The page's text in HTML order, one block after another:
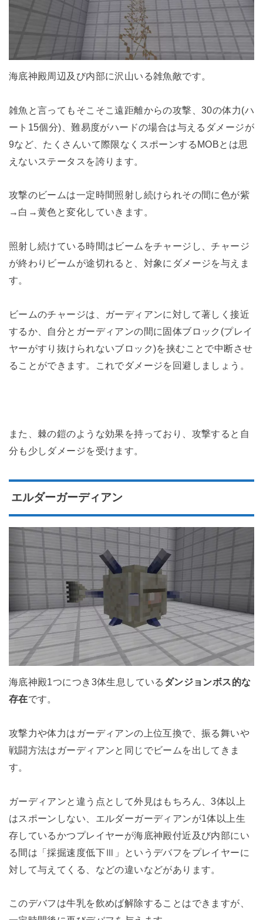
海底神殿周辺及び内部に沢山いる雑魚敵です。
雑魚と言ってもそこそこ遠距離からの攻撃、30の体力(ハ
ート15個分)、難易度がハードの場合は与えるダメージが
9など、たくさんいて際限なくスポーンするMOBとは思
えないステータスを誇ります。
攻撃のビームは一定時間照射し続けられその間に色が紫
→白→黄色と変化していきます。
照射し続けている時間はビームをチャージし、チャージ
が終わりビームが途切れると、対象にダメージを与えま
す。
ビームのチャージは、ガーディアンに対して著しく接近
するか、自分とガーディアンの間に固体ブロック(プレイ
ヤーがすり抜けられないブロック)を挟むことで中断させ
ることができます。これでダメージを回避しましょう。
また、棘の鎧のような効果を持っており、攻撃すると自
分も少しダメージを受けます。
エルダーガーディアン
海底神殿1つにつき3体生息している ダンジョンボス的な
存在です。
攻撃力や体力はガーディアンの上位互換で、振る舞いや
戦闘方法はガーディアンと同じでビームを出してきま
す。
ガーディアンと違う点として外見はもちろん、3体以上
はスポーンしない、エルダーガーディアンが1体以上生
存しているかつプレイヤーが海底神殿付近及び内部にい
る間は「採掘速度低下Ⅲ」というデバフをプレイヤーに
対して与えてくる、などの違いなどがあります。
このデバフは牛乳を飲めば解除することはできますが、